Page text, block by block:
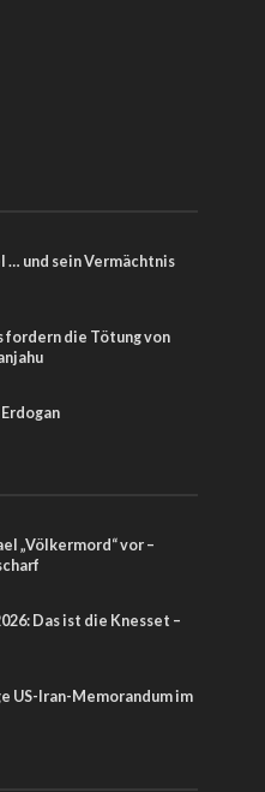
… und sein Vermächtnis
fordern die Tötung von
„Völkermord“ vor –
Das ist die Knesset –
US-Iran-Memorandum im